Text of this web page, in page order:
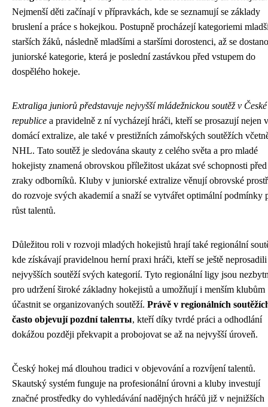
Nejmenší děti začínají v přípravkách, kde se seznamují se základy
bruslení a práce s hokejkou. Postupně procházejí kategoriemi
starších žáků, následně mladšími a staršími dorostenci, až se
juniorské kategorie, která je poslední zastávkou před vstupem do
dospělého hokeje.
Extraliga juniorů představuje nejvyšší mládežnickou soutěž v České
republice a pravidelně z ní vycházejí hráči, kteří se prosazují nejen v
domácí extralize, ale také v prestižních zámořských soutěžích
NHL. Tato soutěž je sledována skauty z celého světa a pro mladé
hokejisty znamená obrovskou příležitost ukázat své schopnosti před
zraky odborníků. Kluby v juniorské extralize věnují obrovské
do rozvoje svých akademií a snaží se vytvářet optimální podmínky
růst talentů.
Důležitou roli v rozvoji mladých hokejistů hrají také regionální
kde získávají pravidelnou herní praxi hráči, kteří se ještě
nejvyšších soutěží svých kategorií. Tyto regionální ligy jsou
pro udržení široké základny hokejistů a umožňují i menším klubům
účastnit se organizovaných soutěží. Právě v regionálních
často objevují pozdní talenты, kteří díky tvrdé práci a odhodlání
dokážou později překvapit a probojovat se až na nejvyšší úroveň.
Český hokej má dlouhou tradici v objevování a rozvíjení talentů.
Skautský systém funguje na profesionální úrovni a kluby investují
značné prostředky do vyhledávání nadějných hráčů již v nejnižších